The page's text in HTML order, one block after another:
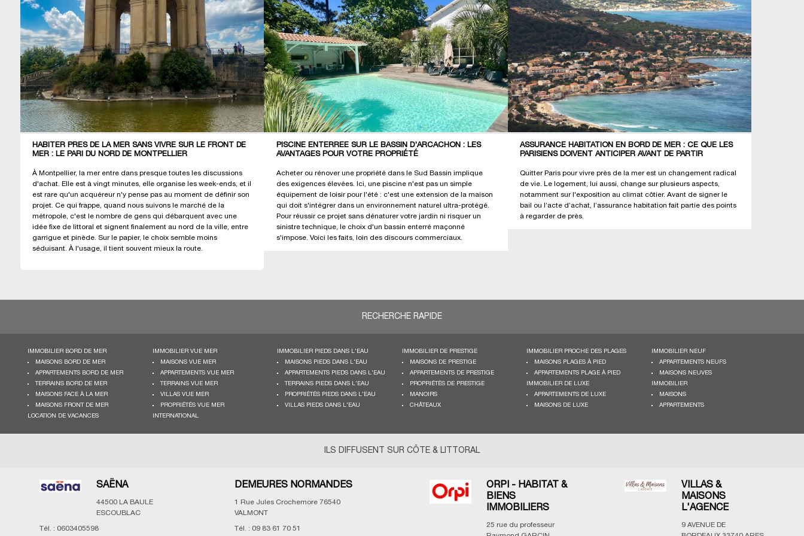
HABITER PRÈS DE LA MER SANS VIVRE SUR LE FRONT DE
MER : LE PARI DU NORD DE MONTPELLIER
À Montpellier, la mer entre dans presque toutes les discussions
d'achat. Elle est à vingt minutes, elle organise les week-ends, et il
est rare qu'un acquéreur n'y pense pas au moment de définir son
projet. Ce qui frappe, quand nous suivons le marché de la
métropole, c'est le nombre de gens qui débarquent avec une
idée fixe de littoral et signent finalement au nord de la ville, entre
garrigue et pinède. Sur le papier, le choix semble moins
séduisant. À l'usage, il tient souvent mieux la route.
PISCINE ENTERRÉE SUR LE BASSIN D'ARCACHON : LES
AVANTAGES POUR VOTRE PROPRIÉTÉ
Acheter ou rénover une propriété dans le Sud Bassin implique
des exigences élevées. Ici, une piscine n'est pas un simple
équipement de loisir pour l'été : c'est une extension de la maison
qui doit s'intégrer dans un environnement naturel ultra-protégé.
Pour réussir ce projet sans dénaturer votre jardin ni risquer un
sinistre technique, le choix d'un bassin enterré maçonné
s'impose. Voici les faits, loin des discours commerciaux.
ASSURANCE HABITATION EN BORD DE MER : CE QUE LES
PARISIENS DOIVENT ANTICIPER AVANT DE PARTIR
Quitter Paris pour vivre près de la mer est un changement radical
de vie. Le logement, lui aussi, change sur plusieurs aspects,
notamment sur l'exposition au climat côtier. Avant de signer le
bail ou l’acte d’achat, l’assurance habitation fait partie des points
à regarder de près.
RECHERCHE RAPIDE
IMMOBILIER BORD DE MER
MAISONS BORD DE MER
APPARTEMENTS BORD DE MER
TERRAINS BORD DE MER
MAISONS FACE À LA MER
MAISONS FRONT DE MER
IMMOBILIER VUE MER
MAISONS VUE MER
APPARTEMENTS VUE MER
TERRAINS VUE MER
VILLAS VUE MER
PROPRIÉTÉS VUE MER
IMMOBILIER PIEDS DANS L'EAU
MAISONS PIEDS DANS L'EAU
APPARTEMENTS PIEDS DANS L'EAU
TERRAINS PIEDS DANS L'EAU
PROPRIÉTÉS PIEDS DANS L'EAU
VILLAS PIEDS DANS L'EAU
IMMOBILIER DE PRESTIGE
MAISONS DE PRESTIGE
APPARTEMENTS DE PRESTIGE
PROPRIÉTÉS DE PRESTIGE
MANOIRS
CHÂTEAUX
IMMOBILIER PROCHE DES PLAGES
MAISONS PLAGES À PIED
APPARTEMENTS PLAGE À PIED
IMMOBILIER NEUF
APPARTEMENTS NEUFS
MAISONS NEUVES
IMMOBILIER DE LUXE
APPARTEMENTS DE LUXE
MAISONS DE LUXE
IMMOBILIER
MAISONS
APPARTEMENTS
LOCATION DE VACANCES
INTERNATIONAL
ILS DIFFUSENT SUR CÔTE & LITTORAL
SAËNA
44500
LA BAULE
ESCOUBLAC
Tél. : 0603405598
DEMEURES NORMANDES
1 Rue Jules Crochemore 76540
VALMONT
Tél. : 09 83 61 70 51
ORPI - HABITAT &
BIENS
IMMOBILIERS
25 rue du professeur
VILLAS &
MAISONS
L'AGENCE
9 AVENUE DE